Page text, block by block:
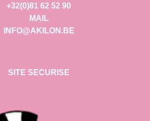
+32(0)81 62 52 90
MAIL
INFO@AKILON.BE
SITE SECURISE